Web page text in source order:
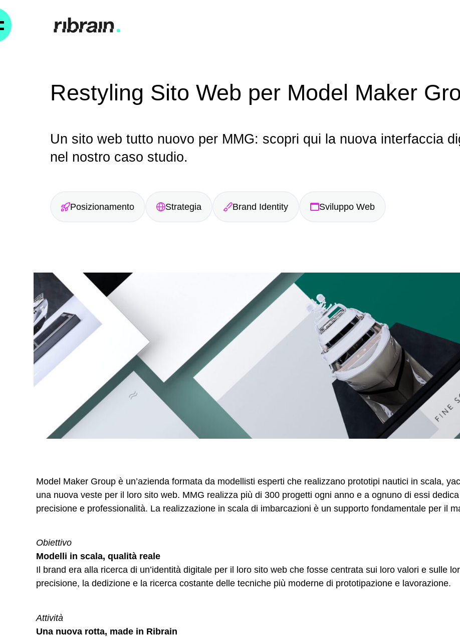
Restyling Sito Web per Model Maker
Un sito web tutto nuovo per MMG: scopri qui la nuova interfaccia
nel nostro caso studio.
Posizionamento Strategia Brand Identity Sviluppo Web
Model Maker Group è un’azienda formata da modellisti esperti che realizzano prototipi nautici in scala,
una nuova veste per il loro sito web. MMG realizza più di 300 progetti ogni anno e a ognuno di essi
precisione e professionalità. La realizzazione in scala di imbarcazioni è un supporto fondamentale per il
Obiettivo
Modelli in scala, qualità reale
Il brand era alla ricerca di un’identità digitale per il loro sito web che fosse centrata sui loro valori e sulle
precisione, la dedizione e la ricerca costante delle tecniche più moderne di prototipazione e lavorazione.
Attività
Una nuova rotta, made in Ribrain